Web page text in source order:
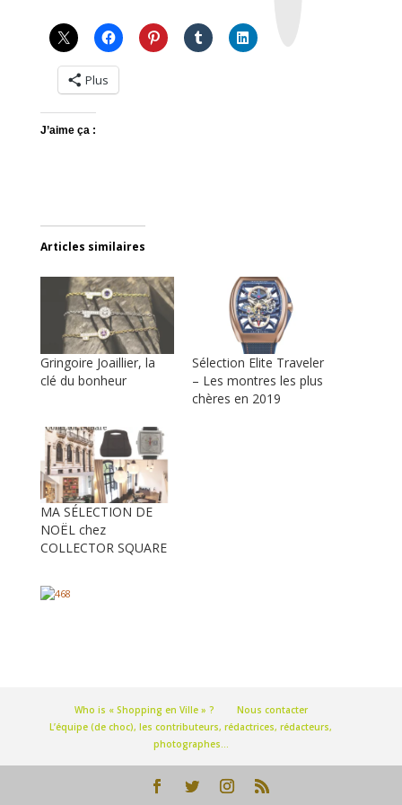
Plus
J’aime ça :
Articles similaires
Gringoire Joaillier, la
clé du bonheur
Sélection Elite Traveler
– Les montres les plus
chères en 2019
MA SÉLECTION DE
NOËL chez
COLLECTOR SQUARE
Who is « Shopping en Ville » ?
Nous contacter
L’équipe (de choc), les contributeurs, rédactrices, rédacteurs,
photographes…